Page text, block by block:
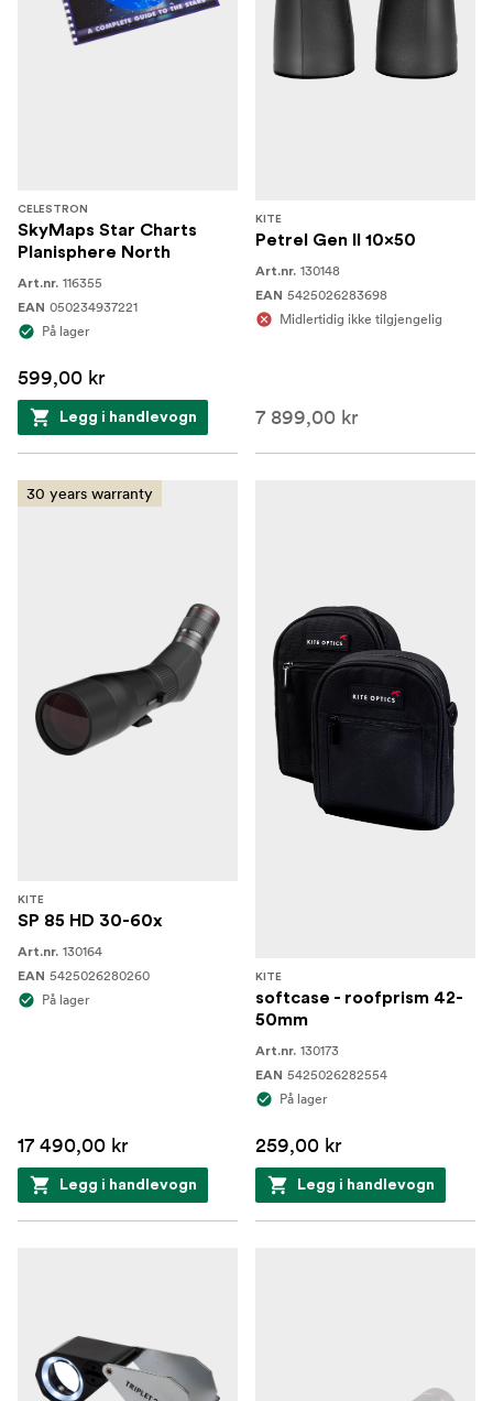
CELESTRON
SkyMaps Star Charts
Planisphere North
Art.nr. 116355
EAN 050234937221
På lager
599,00 kr
Legg i handlevogn
KITE
Petrel Gen II 10x50
Art.nr. 130148
EAN 5425026283698
Midlertidig ikke tilgjengelig
7 899,00 kr
30 years warranty
KITE
SP 85 HD 30-60x
Art.nr. 130164
EAN 5425026280260
På lager
17 490,00 kr
Legg i handlevogn
KITE
softcase - roofprism 42-
50mm
Art.nr. 130173
EAN 5425026282554
På lager
259,00 kr
Legg i handlevogn